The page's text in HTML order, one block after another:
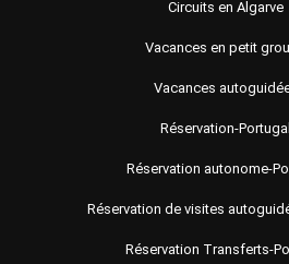
Circuits en Algarve
Vacances en petit
Vacances
Réservation-Portugal
Réservation autonome-
Réservation de visites
Réservation Transferts-